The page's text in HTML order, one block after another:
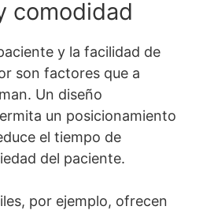
comodidad
y la facilidad de
son factores que a
Un diseño
un posicionamiento
el tiempo de
del paciente.
por ejemplo, ofrecen